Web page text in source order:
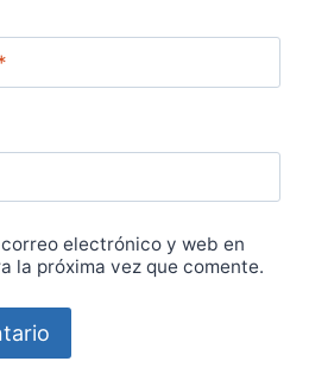
electrónico y web en
la próxima vez que comente.